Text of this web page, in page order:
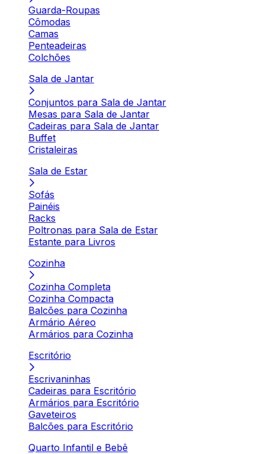
Guarda-Roupas
Cômodas
Camas
Penteadeiras
Colchões
Sala de Jantar
Conjuntos para Sala de Jantar
Mesas para Sala de Jantar
Cadeiras para Sala de Jantar
Buffet
Cristaleiras
Sala de Estar
Sofás
Painéis
Racks
Poltronas para Sala de Estar
Estante para Livros
Cozinha
Cozinha Completa
Cozinha Compacta
Balcões para Cozinha
Armário Aéreo
Armários para Cozinha
Escritório
Escrivaninhas
Cadeiras para Escritório
Armários para Escritório
Gaveteiros
Balcões para Escritório
Quarto Infantil e Bebê